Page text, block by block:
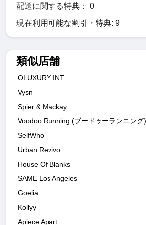
配送に関する特典： 0
現在利用可能な割引・特典: 9
類似店舗
OLUXURY INT
Vysn
Spier & Mackay
Voodoo Running (ブードゥーランニング)
SelfWho
Urban Revivo
House Of Blanks
SAME Los Angeles
Goelia
Kollyy
Apiece Apart